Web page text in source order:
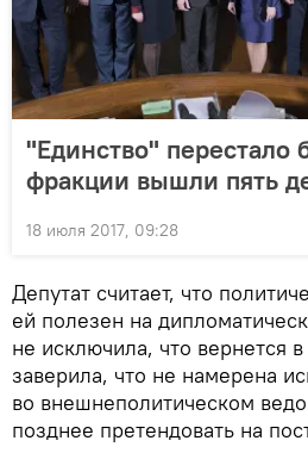
"Единство"
фракции вышли пять
18 июля 2017, 09:28
Депутат считает, что
ей полезен на
не исключила, что вернется
заверила, что не намерена
во внешнеполитическом
позднее претендовать на